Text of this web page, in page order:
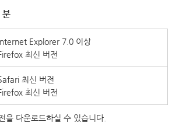
분
Explorer 7.0 이상
최신 버전
최신 버전
최신 버전
을 다운로드하실 수 있습니다.